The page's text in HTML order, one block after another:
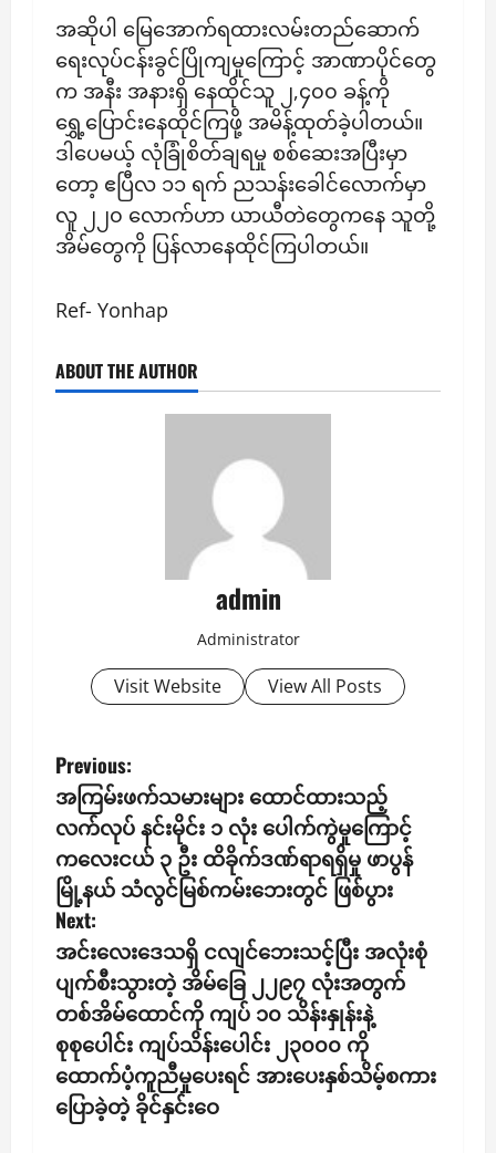
အဆိုပါ မြေအောက်ရထားလမ်းတည်ဆောက်
ရေးလုပ်ငန်းခွင်ပြိုကျမှုကြောင့် အာဏာပိုင်တွေ
က အနီး အနားရှိ နေထိုင်သူ ၂,၄၀၀ ခန့်ကို
ရွှေ့ပြောင်းနေထိုင်ကြဖို့ အမိန့်ထုတ်ခဲ့ပါတယ်။
ဒါပေမယ့် လုံခြုံစိတ်ချရမှု စစ်ဆေးအပြီးမှာ
တော့ ဧပြီလ ၁၁ ရက် ညသန်းခေါင်လောက်မှာ
လူ ၂၂၀ လောက်ဟာ ယာယီတဲတွေကနေ သူတို့
အိမ်တွေကို ပြန်လာနေထိုင်ကြပါတယ်။
Ref- Yonhap
ABOUT THE AUTHOR
admin
Administrator
Visit Website View All Posts
P
o
s
t
n
a
v
i
Previous:
အကြမ်းဖက်သမားများ ထောင်ထားသည့်
လက်လုပ် နင်းမိုင်း ၁ လုံး ပေါက်ကွဲမှုကြောင့်
ကလေးငယ် ၃ ဦး ထိခိုက်ဒဏ်ရာရရှိမှု ဖာပွန်
မြို့နယ် သံလွင်မြစ်ကမ်းဘေးတွင် ဖြစ်ပွား
Next:
အင်းလေးဒေသရှိ ငလျင်ဘေးသင့်ပြီး အလုံးစုံ
ပျက်စီးသွားတဲ့ အိမ်ခြေ ၂၂၉၇ လုံးအတွက်
တစ်အိမ်ထောင်ကို ကျပ် ၁၀ သိန်းနှုန်းနဲ့
စုစုပေါင်း ကျပ်သိန်းပေါင်း ၂၃၀၀၀ ကို
ထောက်ပံ့ကူညီမှုပေးရင် အားပေးနှစ်သိမ့်စကား
ပြောခဲ့တဲ့ ခိုင်နှင်းဝေ